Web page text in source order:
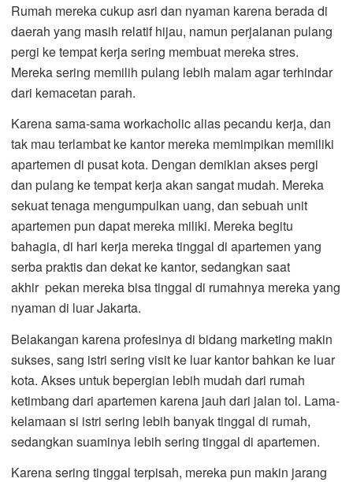
Rumah mereka cukup asri dan nyaman karena berada di
daerah yang masih relatif hijau, namun perjalanan pulang
pergi ke tempat kerja sering membuat mereka stres.
Mereka sering memilih pulang lebih malam agar terhindar
dari kemacetan parah.
Karena sama-sama workacholic alias pecandu kerja, dan
tak mau terlambat ke kantor mereka memimpikan memiliki
apartemen di pusat kota. Dengan demikian akses pergi
dan pulang ke tempat kerja akan sangat mudah. Mereka
sekuat tenaga mengumpulkan uang, dan sebuah unit
apartemen pun dapat mereka miliki. Mereka begitu
bahagia, di hari kerja mereka tinggal di apartemen yang
serba praktis dan dekat ke kantor, sedangkan saat
akhir pekan mereka bisa tinggal di rumahnya mereka yang
nyaman di luar Jakarta.
Belakangan karena profesinya di bidang marketing makin
sukses, sang istri sering visit ke luar kantor bahkan ke luar
kota. Akses untuk bepergian lebih mudah dari rumah
ketimbang dari apartemen karena jauh dari jalan tol. Lama-
kelamaan si istri sering lebih banyak tinggal di rumah,
sedangkan suaminya lebih sering tinggal di apartemen.
Karena sering tinggal terpisah, mereka pun makin jarang